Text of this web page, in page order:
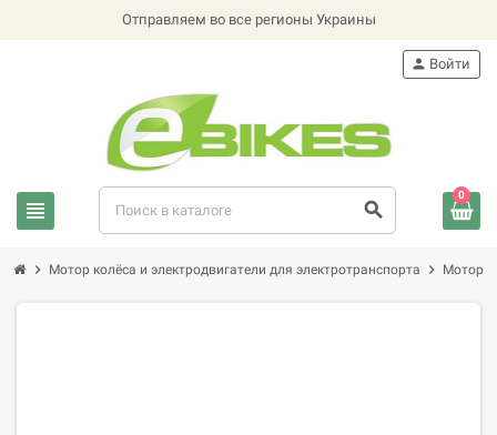
Отправляем во все регионы Украины
view_headline search
person Войти
0
chevron_right Мотор колёса и электродвигатели для электротранспорта chevron_right Мотор